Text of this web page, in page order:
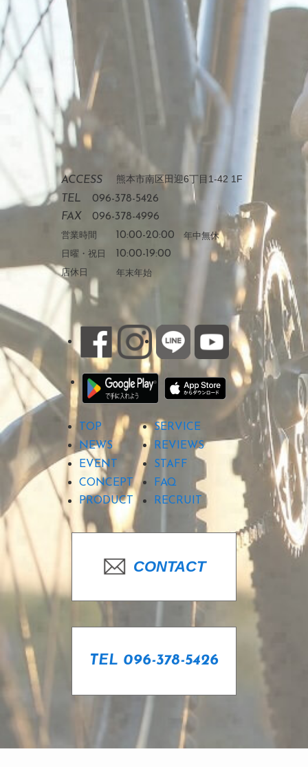
ACCESS 熊本市南区田迎6丁目1-42 1F
TEL
096-378-5426
FAX
096-378-4996
営業時間 10:00-20:00 年中無休
日曜・祝日
10:00-19:00
店休日 年末年始
TOP
SERVICE
NEWS
REVIEWS
EVENT
STAFF
CONCEPT
FAQ
PRODUCT
RECRUIT
CONTACT
TEL 096-378-5426